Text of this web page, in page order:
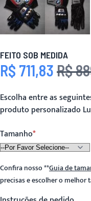
FEITO SOB MEDIDA
Preço Especial
R$ 711,83 Preço
R$
Escolha entre as
produto personalizado
Tamanho
Confira nosso**Guia de
precisas e escolher o melhor